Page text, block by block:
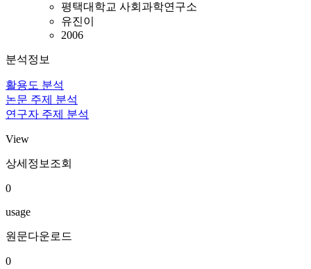
평택대학교 사회과학연구소
유진이
2006
분석정보
활용도 분석
논문 주제 분석
연구자 주제 분석
View
상세정보조회
0
usage
원문다운로드
0